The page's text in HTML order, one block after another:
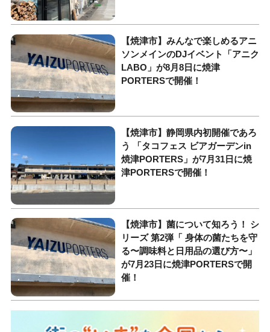
【焼津市】みんなで楽しめるアニ
ソンメインのDJイベント「アニク
LABO」が8月8日に焼津
PORTERSで開催！
【焼津市】静岡県内初開催であろ
う 「タコフェス ビアガーデンin
焼津PORTERS」が7月31日に焼
津PORTERSで開催！
【焼津市】菌について知ろう！ シ
リーズ 第2弾「 身体の菌たちを守
る〜調味料と日用品の選び方〜」
が7月23日に焼津PORTERSで開
催！